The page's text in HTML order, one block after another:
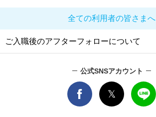
全ての利用者の皆さまへ
ご入職後のアフターフォローについて
公式SNSアカウント